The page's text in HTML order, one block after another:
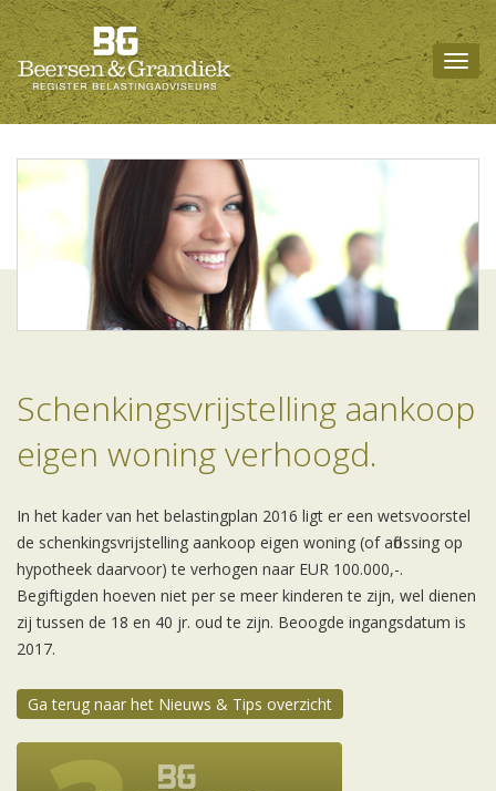
Schenkingsvrijstelling aankoop
eigen woning verhoogd.
In het kader van het belastingplan 2016 ligt er een wetsvoorstel
de schenkingsvrijstelling aankoop eigen woning (of aflossing op
hypotheek daarvoor) te verhogen naar EUR 100.000,-.
Begiftigden hoeven niet per se meer kinderen te zijn, wel dienen
zij tussen de 18 en 40 jr. oud te zijn. Beoogde ingangsdatum is
2017.
Ga terug naar het Nieuws & Tips overzicht